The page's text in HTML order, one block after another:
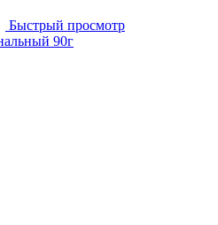
Быстрый просмотр
90г